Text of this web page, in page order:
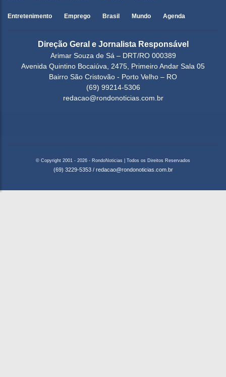
Entretenimento Emprego Brasil Mundo Agenda
Direção Geral e Jornalista Responsável
Arimar Souza de Sá – DRT/RO 000389
Avenida Quintino Bocaiúva, 2475, Primeiro Andar Sala 05
Bairro São Cristovão - Porto Velho – RO
(69) 99214-5306
redacao@rondonoticias.com.br
© Copyright 2001 - 2026 - RondoNoticias | Todos os Direitos Reservados
(69) 3229-5353 / redacao@rondonoticias.com.br